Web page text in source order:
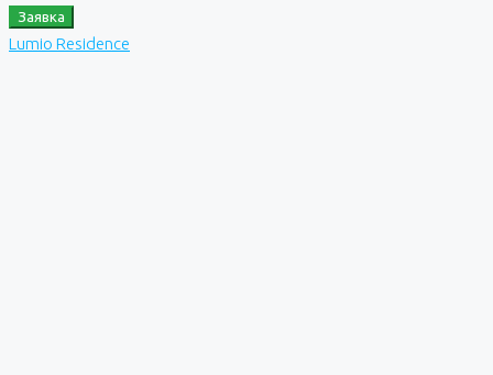
Заявка
Lumio Residence